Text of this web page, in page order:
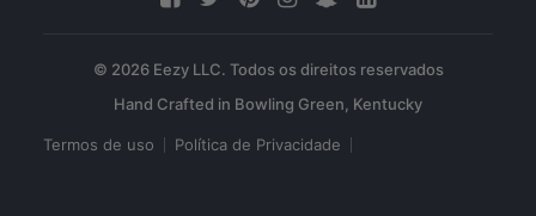
© 2026 Eezy LLC. Todos os direitos reservados
Termos de uso Política de Privacidade